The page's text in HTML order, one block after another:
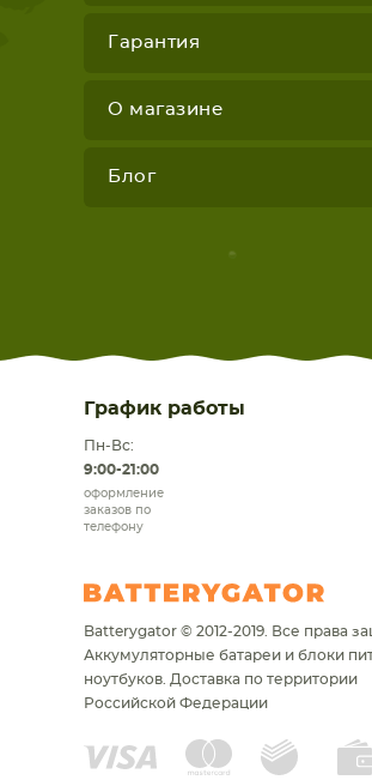
Гарантия
О магазине
Блог
График работы
Пн-Вс:
9:00-21:00
оформление
заказов по
телефону
Batterygator © 2012-2019. Все права
Аккумуляторные батареи и блоки
ноутбуков. Доставка по территории
Российской Федерации